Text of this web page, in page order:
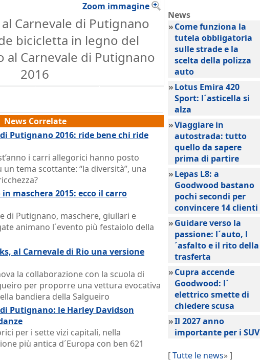
Zoom immagine
Carnevale di Putignano
bicicletta in legno del
al Carnevale di Putignano
2016
News Correlate
Putignano 2016: ride bene chi ride
i carri allegorici hanno posto
un tema scottante: “la diversità”, una
maschera 2015: ecco il carro
di Putignano, maschere, giullari e
animano l´evento più festaiolo della
al Carnevale di Rio una versione
la collaborazione con la scuola di
per proporre una vettura evocativa
bandiera della Salgueiro
Putignano: le Harley Davidson
per i sette vizi capitali, nella
più antica d´Europa con ben 621
News
»Come funziona la
tutela obbligatoria
sulle strade e la
scelta della polizza
auto
»Lotus Emira 420
Sport: l´asticella si
alza
»Viaggiare in
autostrada: tutto
quello da sapere
prima di partire
»Lepas L8: a
Goodwood bastano
pochi secondi per
convincere 14 clienti
»Guidare verso la
passione: l´auto, l
´asfalto e il rito della
trasferta
»Cupra accende
Goodwood: l´
elettrico smette di
chiedere scusa
»Il 2027 anno
importante per i SUV
[Tutte le news» ]